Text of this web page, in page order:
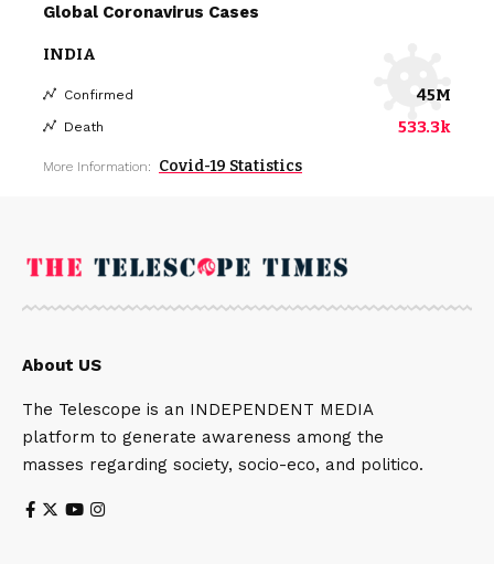
Global Coronavirus Cases
INDIA
Confirmed 45M
Death 533.3k
More Information: Covid-19 Statistics
About US
The Telescope is an INDEPENDENT MEDIA
platform to generate awareness among the
masses regarding society, socio-eco, and politico.